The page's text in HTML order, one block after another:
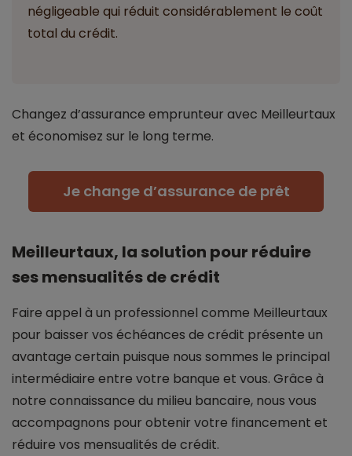
négligeable qui réduit considérablement le coût
total du crédit.
Changez d’assurance emprunteur avec Meilleurtaux
et économisez sur le long terme.
Je change d’assurance de prêt
Meilleurtaux, la solution pour réduire
ses mensualités de crédit
Faire appel à un professionnel comme Meilleurtaux
pour baisser vos échéances de crédit présente un
avantage certain puisque nous sommes le principal
intermédiaire entre votre banque et vous. Grâce à
notre connaissance du milieu bancaire, nous vous
accompagnons pour obtenir votre financement et
réduire vos mensualités de crédit.